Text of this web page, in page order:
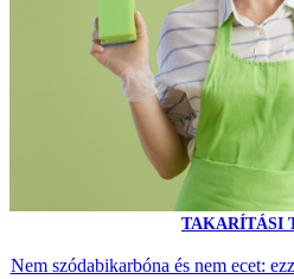
TAKARÍTÁSI
Nem szódabikarbóna és nem ecet: